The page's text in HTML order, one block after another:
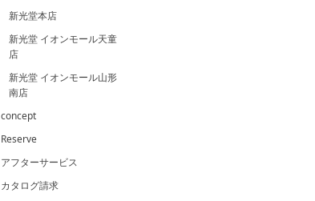
新光堂本店
新光堂 イオンモール天童
店
新光堂 イオンモール山形
南店
concept
Reserve
アフターサービス
カタログ請求